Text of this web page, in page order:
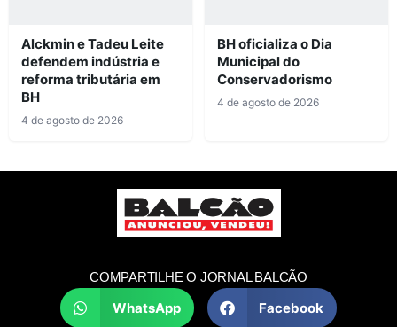
Alckmin e Tadeu Leite
defendem indústria e
reforma tributária em
BH
4 de agosto de 2026
BH oficializa o Dia
Municipal do
Conservadorismo
4 de agosto de 2026
COMPARTILHE O JORNAL BALCÃO
WhatsApp Facebook